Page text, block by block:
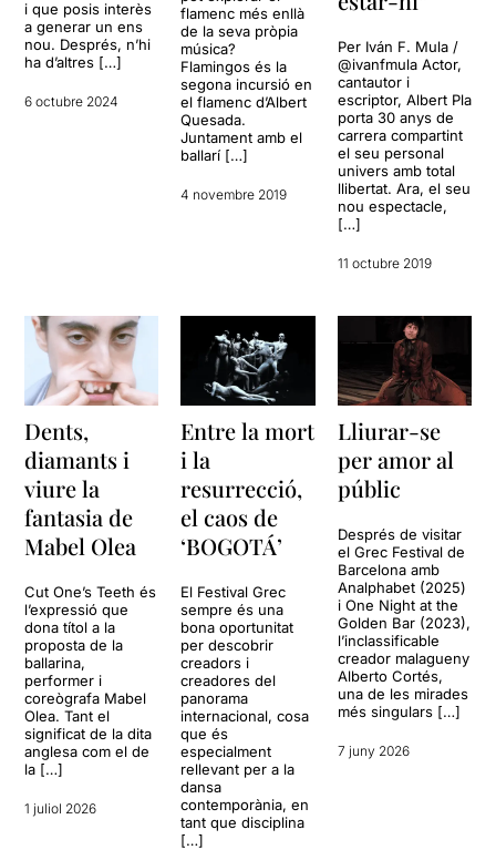
i que posis interès
a generar un ens
nou. Després, n’hi
ha d’altres […]
6 octubre 2024
flamenc més enllà
de la seva pròpia
música?
Flamingos és la
segona incursió en
el flamenc d’Albert
Quesada.
Juntament amb el
ballarí […]
4 novembre 2019
Per Iván F. Mula /
@ivanfmula Actor,
cantautor i
escriptor, Albert Pla
porta 30 anys de
carrera compartint
el seu personal
univers amb total
llibertat. Ara, el seu
nou espectacle,
[…]
11 octubre 2019
Dents,
diamants i
viure la
fantasia de
Mabel Olea
Cut One’s Teeth és
l’expressió que
dona títol a la
proposta de la
ballarina,
performer i
coreògrafa Mabel
Olea. Tant el
significat de la dita
anglesa com el de
la […]
1 juliol 2026
Entre la mort
i la
resurrecció,
el caos de
‘BOGOTÁ’
El Festival Grec
sempre és una
bona oportunitat
per descobrir
creadors i
creadores del
panorama
internacional, cosa
que és
especialment
rellevant per a la
dansa
contemporània, en
tant que disciplina
[…]
Lliurar-se
per amor al
públic
Després de visitar
el Grec Festival de
Barcelona amb
Analphabet (2025)
i One Night at the
Golden Bar (2023),
l’inclassificable
creador malagueny
Alberto Cortés,
una de les mirades
més singulars […]
7 juny 2026